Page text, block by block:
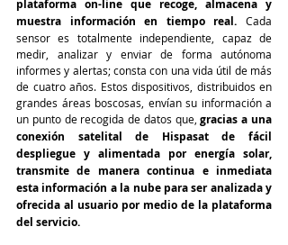
plataforma on-line que recoge, almacena y
muestra información en tiempo real. Cada
sensor es totalmente independiente, capaz de
medir, analizar y enviar de forma autónoma
informes y alertas; consta con una vida útil de más
de cuatro años. Estos dispositivos, distribuidos en
grandes áreas boscosas, envían su información a
un punto de recogida de datos que, gracias a una
conexión satelital de Hispasat de fácil
despliegue y alimentada por energía solar,
transmite de manera continua e inmediata
esta información a la nube para ser analizada y
ofrecida al usuario por medio de la plataforma
del servicio.